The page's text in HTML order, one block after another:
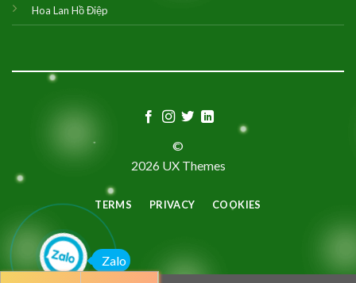
Hoa Lan Hồ Điệp
©
2026 UX Themes
TERMS PRIVACY COOKIES
Zalo